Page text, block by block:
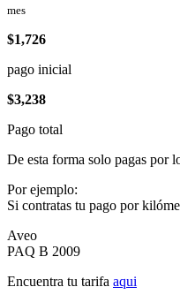
mes
$1,726
pago inicial
$3,238
Pago total
De esta forma solo pagas por
Por ejemplo:
Si contratas tu pago por
Aveo
PAQ B 2009
Encuentra tu tarifa aqui